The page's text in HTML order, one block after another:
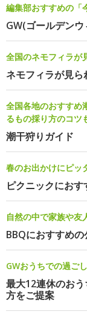
編集部おすすめの「
GW(ゴールデン
全国のネモフィラが
ネモフィラが見ら
全国各地のおすすめ
るもの採り方のコツ
潮干狩りガイド
春のお出かけにピッ
ピクニックにお
自然の中で家族や友
BBQにおすすめの
GWおうちでの過ご
最大12連休のお
方をご提案